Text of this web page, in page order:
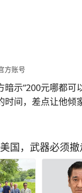
闻） 更多精彩资讯
报料热线027-
方账号
示“200元哪都可
间，差点让他倾
部转到了对方账户
民警早就在蹲守这
一天，整个团伙被
不用再继续筹钱
。 他一开始也想
国，武器必须